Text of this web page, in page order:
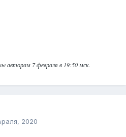
авторам 7 февраля в 19:50 мск.
2020